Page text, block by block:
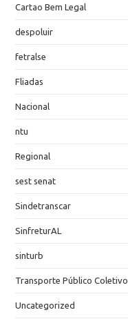
Cartao Bem Legal
despoluir
fetralse
Fliadas
Nacional
ntu
Regional
sest senat
Sindetranscar
SinfreturAL
sinturb
Transporte Público Coletivo
Uncategorized